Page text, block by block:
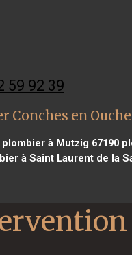
59 92 39
en Ouche
à Mutzig 67190
à Saint Laurent de la